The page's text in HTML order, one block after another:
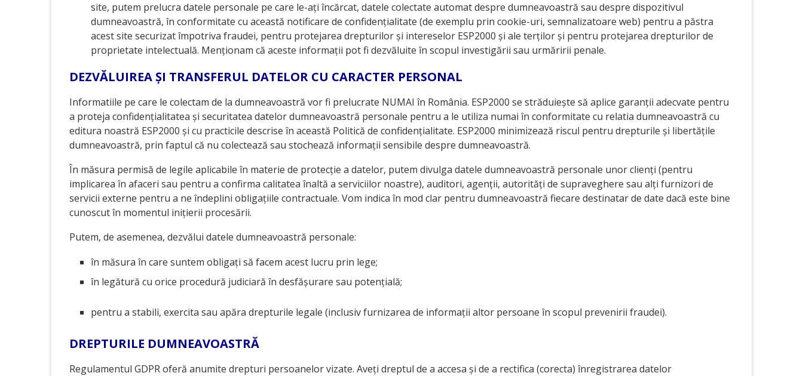
site, putem prelucra datele personale pe care le-ați încărcat, datele colectate automat despre dumneavoastră sau despre dispozitivul
dumneavoastră, în conformitate cu această notificare de confidențialitate (de exemplu prin cookie-uri, semnalizatoare web) pentru a păstra
acest site securizat împotriva fraudei, pentru protejarea drepturilor și intereselor ESP2000 și ale terților și pentru protejarea drepturilor de
proprietate intelectuală. Menționam că aceste informații pot fi dezvăluite în scopul investigării sau urmăririi penale.
DEZVĂLUIREA ȘI TRANSFERUL DATELOR CU CARACTER PERSONAL
Informatiile pe care le colectam de la dumneavoastră vor fi prelucrate NUMAI în România. ESP2000 se străduiește să aplice garanții adecvate pentru
a proteja confidențialitatea și securitatea datelor dumneavoastră personale pentru a le utiliza numai în conformitate cu relatia dumneavoastră cu
editura noastră ESP2000 și cu practicile descrise în această Politică de confidențialitate. ESP2000 minimizează riscul pentru drepturile și libertățile
dumneavoastră, prin faptul că nu colectează sau stochează informații sensibile despre dumneavoastră.
În măsura permisă de legile aplicabile în materie de protecție a datelor, putem divulga datele dumneavoastră personale unor clienți (pentru
implicarea în afaceri sau pentru a confirma calitatea înaltă a serviciilor noastre), auditori, agenții, autorități de supraveghere sau alți furnizori de
servicii externe pentru a ne îndeplini obligațiile contractuale. Vom indica în mod clar pentru dumneavoastră fiecare destinatar de date dacă este bine
cunoscut în momentul inițierii procesării.
Putem, de asemenea, dezvălui datele dumneavoastră personale:
în măsura în care suntem obligați să facem acest lucru prin lege;
în legătură cu orice procedură judiciară în desfășurare sau potențială;
pentru a stabili, exercita sau apăra drepturile legale (inclusiv furnizarea de informații altor persoane în scopul prevenirii fraudei).
DREPTURILE DUMNEAVOASTRĂ
Regulamentul GDPR oferă anumite drepturi persoanelor vizate. Aveți dreptul de a accesa și de a rectifica (corecta) înregistrarea datelor